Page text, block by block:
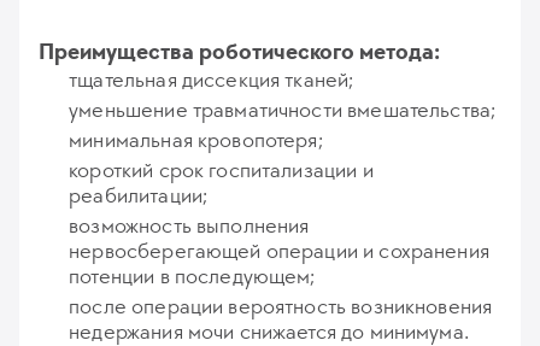
Преимущества роботического метода:
тщательная диссекция тканей;
уменьшение травматичности вмешательства;
минимальная кровопотеря;
короткий срок госпитализации и
реабилитации;
возможность выполнения
нервосберегающей операции и сохранения
потенции в последующем;
после операции вероятность возникновения
недержания мочи снижается до минимума.